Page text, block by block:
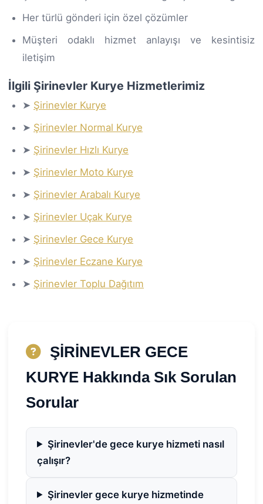
Her türlü gönderi için özel çözümler
Müşteri odaklı hizmet anlayışı ve kesintisiz
iletişim
İlgili Şirinevler Kurye Hizmetlerimiz
➤ Şirinevler Kurye
➤ Şirinevler Normal Kurye
➤ Şirinevler Hızlı Kurye
➤ Şirinevler Moto Kurye
➤ Şirinevler Arabalı Kurye
➤ Şirinevler Uçak Kurye
➤ Şirinevler Gece Kurye
➤ Şirinevler Eczane Kurye
➤ Şirinevler Toplu Dağıtım
ŞİRİNEVLER GECE
KURYE Hakkında Sık Sorulan
Sorular
Şirinevler'de gece kurye hizmeti nasıl
çalışır?
Şirinevler gece kurye hizmetinde